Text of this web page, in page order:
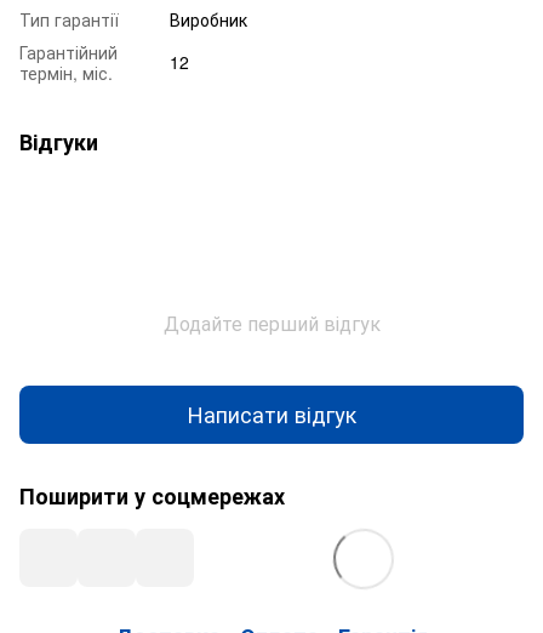
Тип гарантії
Виробник
Гарантійний
термін, міс.
12
Відгуки
Додайте перший відгук
Написати відгук
Поширити у соцмережах